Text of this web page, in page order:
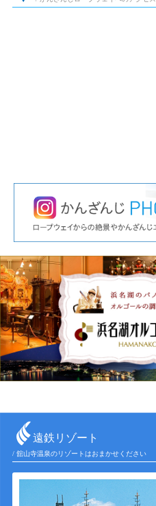
遠鉄リゾート
/ 舘山寺温泉のリゾートはおまかせください